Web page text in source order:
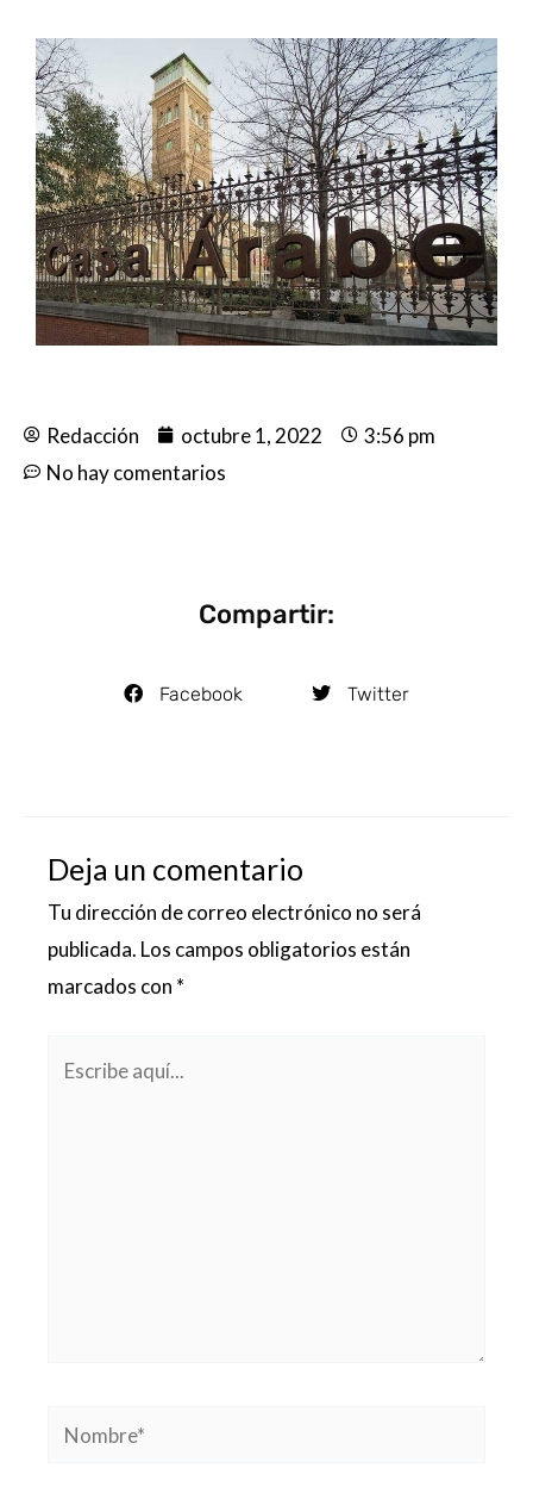
Redacción octubre 1, 2022
3:56 pm
No hay comentarios
Compartir:
Facebook Twitter
Deja un comentario
Tu dirección de correo electrónico no será
publicada. Los campos obligatorios están
marcados con *
Nombre*